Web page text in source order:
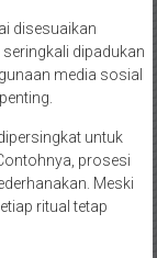
disesuaikan
dipadukan
media sosial
untuk
prosesi
Meski
ritual tetap